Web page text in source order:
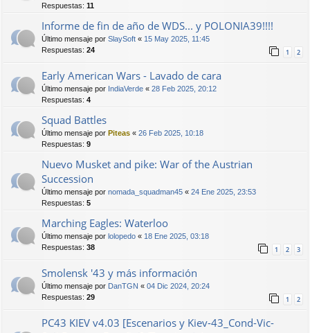
Respuestas: 11
Informe de fin de año de WDS... y POLONIA39!!!!
Último mensaje por SlaySoft « 15 May 2025, 11:45
Respuestas: 24 1 2
Early American Wars - Lavado de cara
Último mensaje por IndiaVerde « 28 Feb 2025, 20:12
Respuestas: 4
Squad Battles
Último mensaje por Piteas « 26 Feb 2025, 10:18
Respuestas: 9
Nuevo Musket and pike: War of the Austrian
Succession
Último mensaje por nomada_squadman45 « 24 Ene 2025, 23:53
Respuestas: 5
Marching Eagles: Waterloo
Último mensaje por lolopedo « 18 Ene 2025, 03:18
Respuestas: 38 1 2 3
Smolensk '43 y más información
Último mensaje por DanTGN « 04 Dic 2024, 20:24
Respuestas: 29 1 2
PC43 KIEV v4.03 [Escenarios y Kiev-43_Cond-Vic-